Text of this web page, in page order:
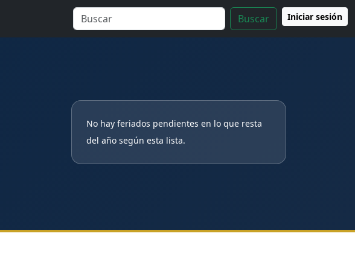
Buscar Iniciar sesión
No hay feriados pendientes en lo que resta
del año según esta lista.